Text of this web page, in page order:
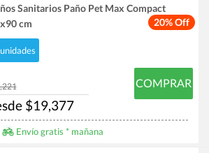
20% Off
Sanitarios Paño Pet Max Compact
cm
$19,377
COMPRAR
Envío gratis * mañana